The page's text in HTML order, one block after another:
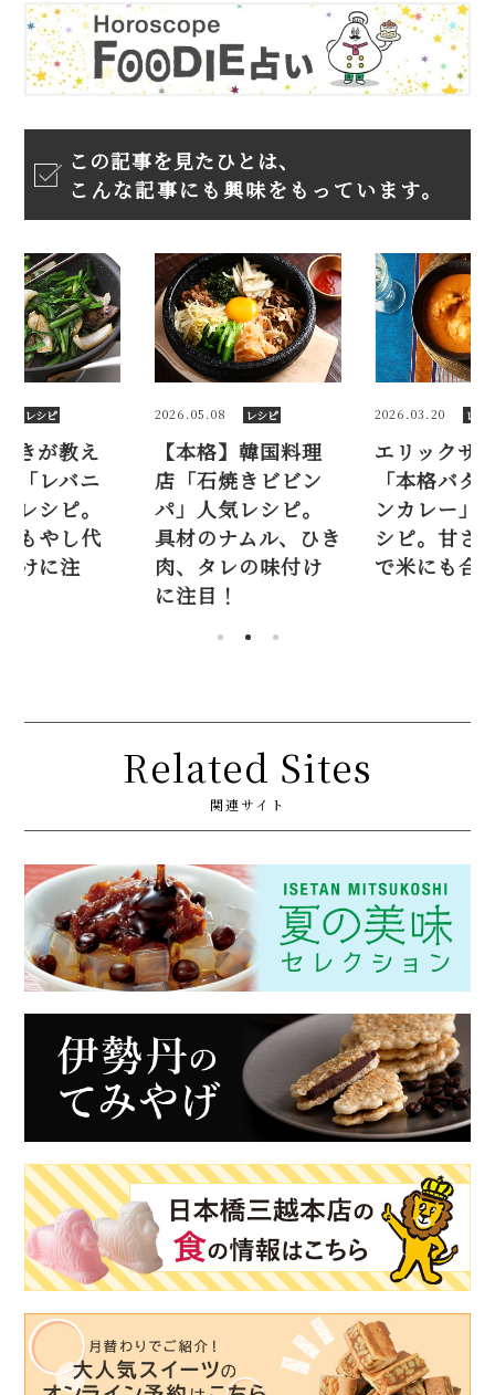
この記事を見たひとは、
こんな記事にも興味をもっています。
レシピ
韓国料理
きビビン
レシピ。
ムル、ひき
の味付け
2026.03.20 レシピ
エリックサウス直伝
「本格バターチキ
ンカレー」人気レ
シピ。甘さ控えめ
で米にも合う！
2025.08.23 レシ
レバー好き
る、簡単「
ラ炒め」レ
下処理、も
用、味付け
Related Sites
関連サイト